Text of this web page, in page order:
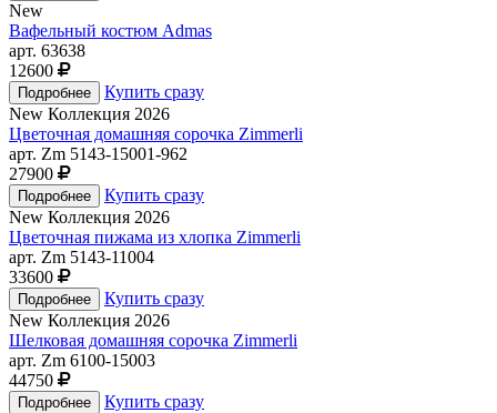
New
Вафельный костюм Admas
арт. 63638
12600
Купить сразу
New Коллекция 2026
Цветочная домашняя сорочка Zimmerli
арт. Zm 5143-15001-962
27900
Купить сразу
New Коллекция 2026
Цветочная пижама из хлопка Zimmerli
арт. Zm 5143-11004
33600
Купить сразу
New Коллекция 2026
Шелковая домашняя сорочка Zimmerli
арт. Zm 6100-15003
44750
Купить сразу